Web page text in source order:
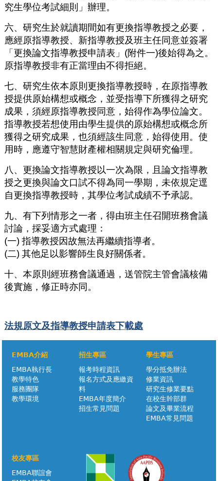
究生學位考試細則」辦理。
六、研究生於就讀期間如有更換指導教授之必要，
應經原指導教授、新指導教授及班主任同意並簽署
「更換論文指導教授申請表」(附件一)後始得為之。
原指導教授非有正當理由不得拒絕。
七、研究生依本原則更換指導教授時，在原指導教
授提供原始構想或概念，並受指導下所獲得之研究
成果，須經原指導教授同意，始得作為學位論文。
指導教授若想使用由學生提供的原始構想或概念所
獲得之研究成果，也須經該生同意，始得使用。使
用時，應遵守智慧財產權相關規定與研究倫理。
八、更換論文指導教授以一次為限，且論文指導教
授之更換與論文口試不得為同一學期，未依規定逕
自更換指導教授時，其學位考試成績不予承認。
九、有下列情形之一者，得由班主任召開班務會議
討論，採妥適方式處理：
(一) 指導教授因故無法再繼續指導者。
(二) 其他足以影響師生良好關係者。
十、本原則經班務會議通過，送管院主管會議核備
後實施，修正時亦同。
法規原文及指導教授申請表下載處
EMBA介紹
EMBA執行長
教學特色
服務團隊
教學環境
招生專區
報考時程資訊
報名方式及應繳資
料
EMBA年度簡介
招生常見問題
學生專區
學分抵免辦法
修業資訊
研究生修業要點
在校生幹部群
論文及畢業流程
EMBA常見問題
校友專區
EMBA聯誼會